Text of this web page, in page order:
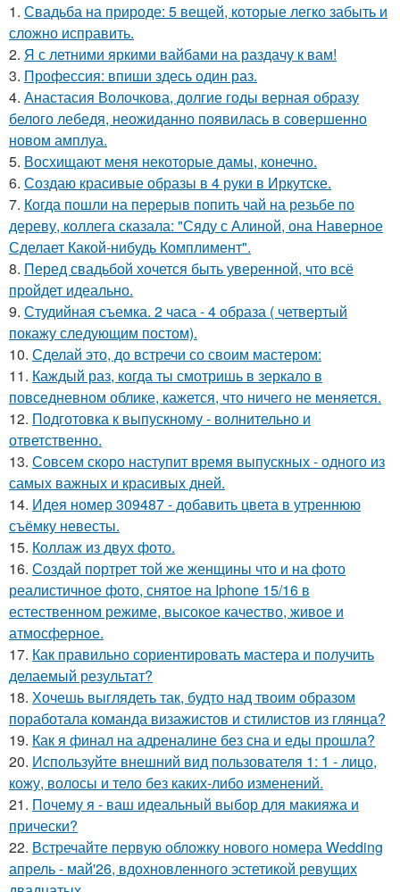
1. Свадьба на природе: 5 вещей, которые легко забыть и
сложно исправить.
2. Я с летними яркими вайбами на раздачу к вам!
3. Профессия: впиши здесь один раз.
4. Анастасия Волочкова, долгие годы верная образу
белого лебедя, неожиданно появилась в совершенно
новом амплуа.
5. Восхищают меня некоторые дамы, конечно.
6. Создаю красивые образы в 4 руки в Иркутске.
7. Когда пошли на перерыв попить чай на резьбе по
дереву, коллега сказала: "Сяду с Алиной, она Наверное
Сделает Какой-нибудь Комплимент".
8. Перед свадьбой хочется быть уверенной, что всё
пройдет идеально.
9. Студийная съемка. 2 часа - 4 образа ( четвертый
покажу следующим постом).
10. Сделай это, до встречи со своим мастером:
11. Каждый раз, когда ты смотришь в зеркало в
повседневном облике, кажется, что ничего не меняется.
12. Подготовка к выпускному - волнительно и
ответственно.
13. Совсем скоро наступит время выпускных - одного из
самых важных и красивых дней.
14. Идея номер 309487 - добавить цвета в утреннюю
съёмку невесты.
15. Коллаж из двух фото.
16. Создай портрет той же женщины что и на фото
реалистичное фото, снятое на Iphone 15/16 в
естественном режиме, высокое качество, живое и
атмосферное.
17. Как правильно сориентировать мастера и получить
делаемый результат?
18. Хочешь выглядеть так, будто над твоим образом
поработала команда визажистов и стилистов из глянца?
19. Как я финал на адреналине без сна и еды прошла?
20. Используйте внешний вид пользователя 1: 1 - лицо,
кожу, волосы и тело без каких-либо изменений.
21. Почему я - ваш идеальный выбор для макияжа и
прически?
22. Встречайте первую обложку нового номера Wedding
апрель - май'26, вдохновленного эстетикой ревущих